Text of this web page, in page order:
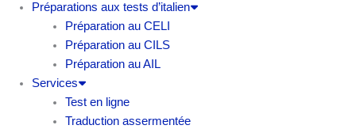
Préparations aux tests d’italien
Préparation au CELI
Préparation au CILS
Préparation au AIL
Services
Test en ligne
Traduction assermentée